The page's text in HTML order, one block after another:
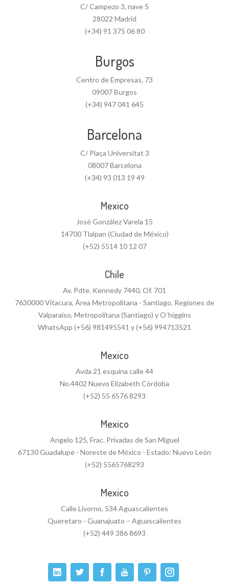
C/ Campezo 3, nave 5
28022 Madrid
(+34) 91 375 06 80
Burgos
Centro de Empresas, 73
09007 Burgos
(+34) 947 041 645
Barcelona
C/ Plaça Universitat 3
08007 Barcelona
(+34) 93 013 19 49
Mexico
José González Varela 15
14700 Tlalpan (Ciudad de México)
(+52) 5514 10 12 07
Chile
Av. Pdte. Kennedy 7440, Of. 701
7630000 Vitacura, Área Metropolitana - Santiago. Regiones de
Valparaíso, Metropolitana (Santiago) y O´higgins
WhatsApp (+56) 981495541 y (+56) 994713521
Mexico
Avda 21 esquina calle 44
No.4402 Nuevo Elizabeth Córdoba
(+52) 55 6576 8293
Mexico
Angelo 125, Frac. Privadas de San Miguel
67130 Guadalupe - Noreste de México - Estado: Nuevo León
(+52) 5565768293
Mexico
Calle Livorno, 534 Aguascalientes
Queretaro - Guanajuato – Aguascalientes
(+52) 449 386 8693